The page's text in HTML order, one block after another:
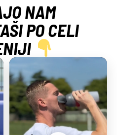
NAM
PO CELI